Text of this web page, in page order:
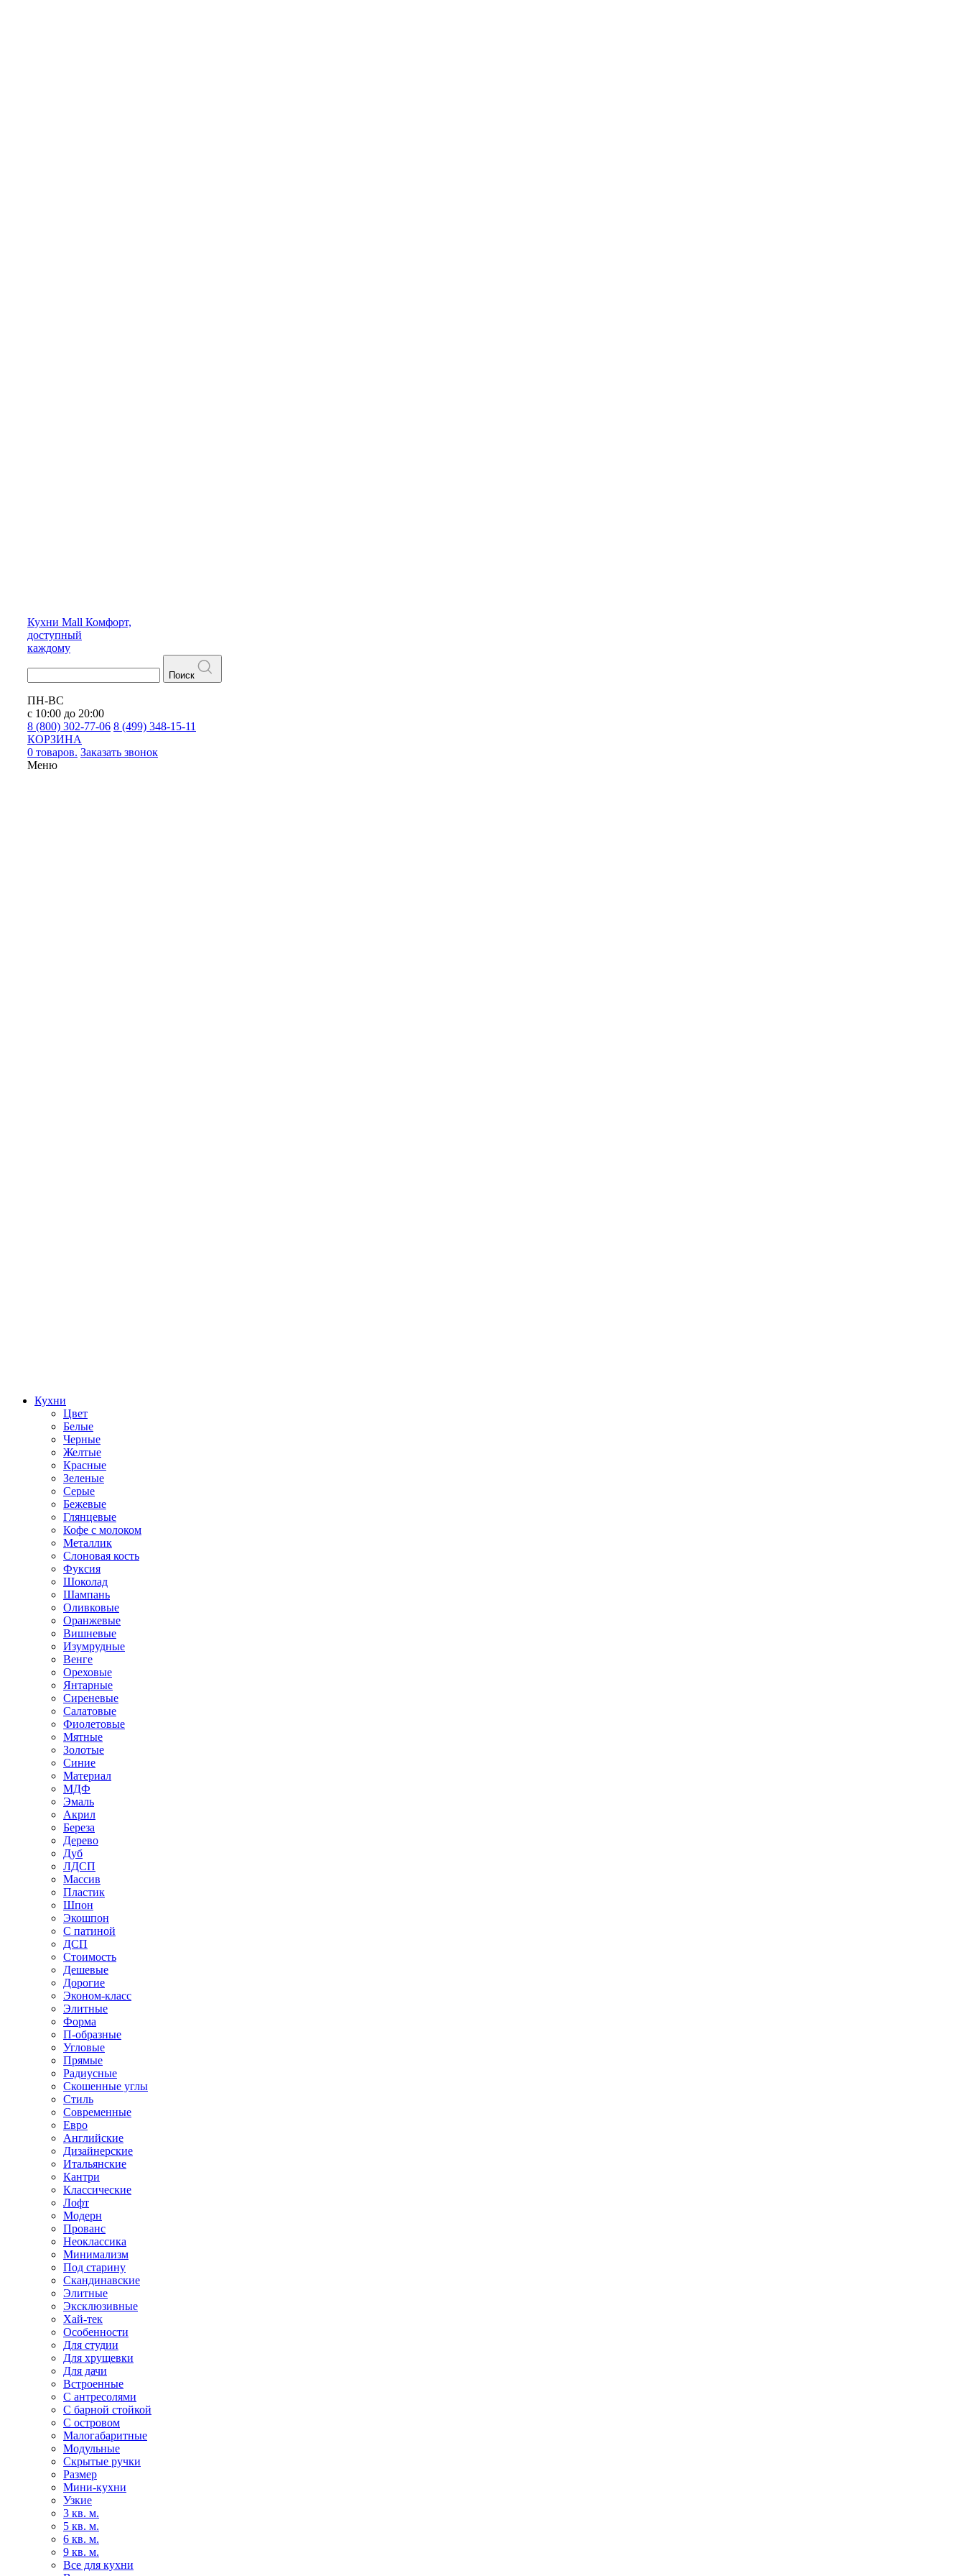
Кухни Mall Комфорт,
доступный
каждому
Поиск
ПН-ВС
с 10:00 до 20:00
8 (800) 302-77-06 8 (499) 348-15-11
КОРЗИНА
0 товаров. Заказать звонок
Меню
Кухни
Цвет
Белые
Черные
Желтые
Красные
Зеленые
Серые
Бежевые
Глянцевые
Кофе с молоком
Металлик
Слоновая кость
Фуксия
Шоколад
Шампань
Оливковые
Оранжевые
Вишневые
Изумрудные
Венге
Ореховые
Янтарные
Сиреневые
Салатовые
Фиолетовые
Мятные
Золотые
Синие
Материал
МДФ
Эмаль
Акрил
Береза
Дерево
Дуб
ЛДСП
Массив
Пластик
Шпон
Экошпон
С патиной
ДСП
Стоимость
Дешевые
Дорогие
Эконом-класс
Элитные
Форма
П-образные
Угловые
Прямые
Радиусные
Скошенные углы
Стиль
Современные
Евро
Английские
Дизайнерские
Итальянские
Кантри
Классические
Лофт
Модерн
Прованс
Неоклассика
Минимализм
Под старину
Скандинавские
Элитные
Эксклюзивные
Хай-тек
Особенности
Для студии
Для хрущевки
Для дачи
Встроенные
С антресолями
С барной стойкой
С островом
Малогабаритные
Модульные
Скрытые ручки
Размер
Мини-кухни
Узкие
3 кв. м.
5 кв. м.
6 кв. м.
9 кв. м.
Все для кухни